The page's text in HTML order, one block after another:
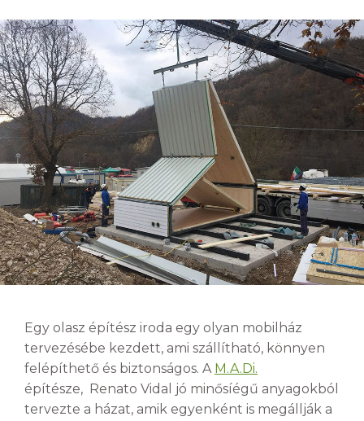
Egy olasz építész iroda egy olyan mobilház
tervezésébe kezdett, ami szállítható, könnyen
felépíthető és biztonságos. A M.A.Di.
építésze, Renato Vidal jó minősíégű anyagokból
tervezte a házat, amik egyenként is megállják a